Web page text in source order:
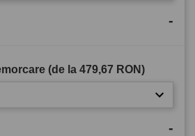
-
(de la 479,67 RON)
-